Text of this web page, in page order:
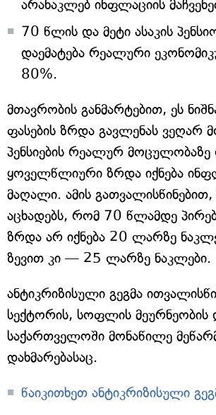
არანაკლებ ინფლაციის
70 წლის და მეტი ასაკის
დაემატება რეალური
80%.
მთავრობის განმარტებით, ეს
ფასების ზრდა გავლენას ვეღარ
პენსიების რეალურ მოცულობაზე
ყოველწლიური ზრდა იქნება
მაღალი. ამის
აცხადებს, რომ 70 წლამდე
ზრდა არ იქნება 20 ლარზე
ზევით კი — 25 ლარზე ნაკლები.
ანტიკრიზისული გეგმა
სექტორის, სოფლის მეურნეობის
საქართველოში მონაწილე
დახმარებასაც.
წაიკითხეთ ანტიკრიზისული